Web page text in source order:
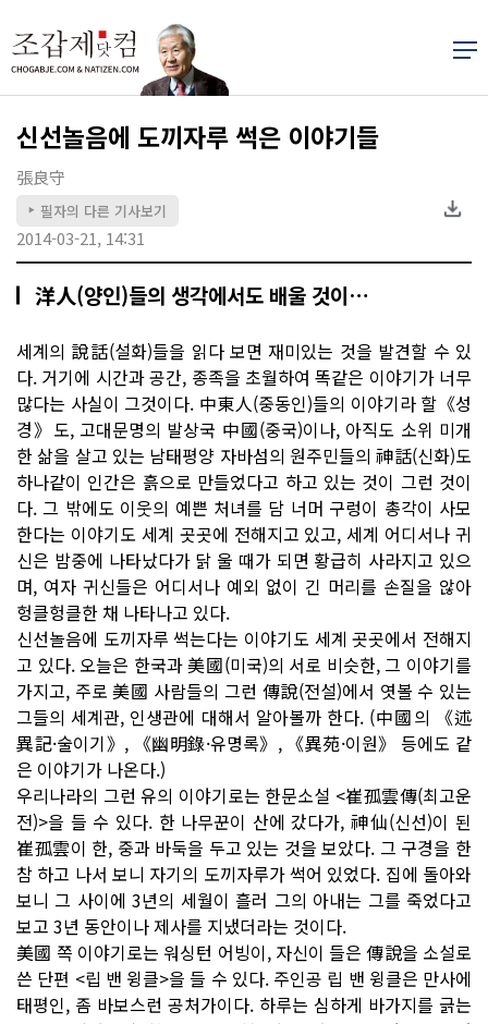
신선놀음에 도끼자루 썩은 이야기들
張良守
▶ 필자의 다른 기사보기
2014-03-21, 14:31
洋人(양인)들의 생각에서도 배울 것이…
세계의 說話(설화)들을 읽다 보면 재미있는 것을 발견할 수 있
다. 거기에 시간과 공간, 종족을 초월하여 똑같은 이야기가 너무
많다는 사실이 그것이다. 中東人(중동인)들의 이야기라 할《성
경》도, 고대문명의 발상국 中國(중국)이나, 아직도 소위 미개
한 삶을 살고 있는 남태평양 자바섬의 원주민들의 神話(신화)도
하나같이 인간은 흙으로 만들었다고 하고 있는 것이 그런 것이
다. 그 밖에도 이웃의 예쁜 처녀를 담 너머 구렁이 총각이 사모
한다는 이야기도 세계 곳곳에 전해지고 있고, 세계 어디서나 귀
신은 밤중에 나타났다가 닭 울 때가 되면 황급히 사라지고 있으
며, 여자 귀신들은 어디서나 예외 없이 긴 머리를 손질을 않아
헝클헝클한 채 나타나고 있다.
신선놀음에 도끼자루 썩는다는 이야기도 세계 곳곳에서 전해지
고 있다. 오늘은 한국과 美國(미국)의 서로 비슷한, 그 이야기를
가지고, 주로 美國 사람들의 그런 傳說(전설)에서 엿볼 수 있는
그들의 세계관, 인생관에 대해서 알아볼까 한다. (中國의 《述
異記·술이기》, 《幽明錄·유명록》, 《異苑·이원》 등에도 같
은 이야기가 나온다.)
우리나라의 그런 유의 이야기로는 한문소설 <崔孤雲傳(최고운
전)>을 들 수 있다. 한 나무꾼이 산에 갔다가, 神仙(신선)이 된
崔孤雲이 한, 중과 바둑을 두고 있는 것을 보았다. 그 구경을 한
참 하고 나서 보니 자기의 도끼자루가 썩어 있었다. 집에 돌아와
보니 그 사이에 3년의 세월이 흘러 그의 아내는 그를 죽었다고
보고 3년 동안이나 제사를 지냈더라는 것이다.
美國 쪽 이야기로는 워싱턴 어빙이, 자신이 들은 傳說을 소설로
쓴 단편 <립 밴 윙클>을 들 수 있다. 주인공 립 밴 윙클은 만사에
태평인, 좀 바보스런 공처가이다. 하루는 심하게 바가지를 긁는